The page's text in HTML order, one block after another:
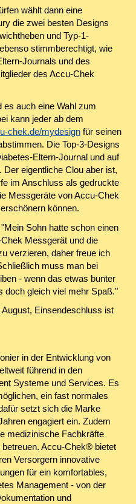
wählt dann eine
die zwei besten Designs
und Typ-1-
stimmberechtigt, wie
Journals und des
des Accu-Chek
auch eine Wahl zum
kann jeder ab dem
chek.de/mydesignfür seinen
Die Top-3-Designs
Eltern-Journal und auf
eigentliche Clou aber ist,
im Anschluss als gedruckte
Messgeräte von Accu-Chek
können.
Sohn hatte schon einen
Messgerät und die
verzieren, daher freue ich
muss man bei
- wenn das etwas bunter
doch gleich viel mehr Spaß."
Einsendeschluss ist
in der Entwicklung von
führend in den
Systeme und Services. Es
ein fast normales
setzt sich die Marke
engagiert ein. Zudem
medizinische Fachkräfte
Accu-Chek® bietet
Versorgern innovative
für ein komfortables,
Management - von der
und